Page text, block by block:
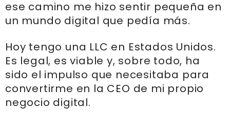
ese camino me hizo sentir pequeña en
un mundo digital que pedía más.
Hoy tengo una LLC en Estados Unidos.
Es legal, es viable y, sobre todo, ha
sido el impulso que necesitaba para
convertirme en la CEO de mi propio
negocio digital.